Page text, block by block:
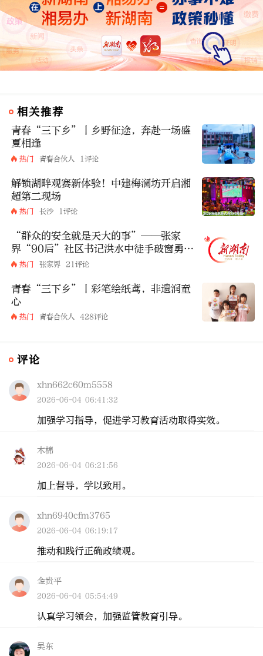
相关推荐
青春“三下乡”丨乡野征途，奔赴一场盛
夏相逢
热门 青春合伙人 1评论
解锁湖畔观赛新体验！中建梅澜坊开启湘
超第二现场
热门 长沙 1评论
“群众的安全就是天大的事”——张家
界“90后”社区书记洪水中徒手破窗勇救
被困老人
热门 张家界 21评论
青春“三下乡”丨彩笔绘纸鸢，非遗润童
心
热门 青春合伙人 428评论
评论
xhn662c60m5558
2026-06-04 06:41:32
加强学习指导，促进学习教育活动取得实效。
木棉
2026-06-04 06:21:56
加上督导，学以致用。
xhn6940cfm3765
2026-06-04 06:19:17
推动和践行正确政绩观。
金贵平
2026-06-04 05:54:49
认真学习领会，加强监管教育引导。
吴东